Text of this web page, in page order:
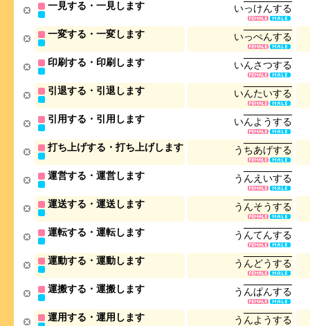
一見する・一見します いっけんする
一変する・一変します いっぺんする
印刷する・印刷します いんさつする
引退する・引退します いんたいする
引用する・引用します いんよ うする
打ち上げする・打ち上げします う ちあげする
運営する・運営します う んえ いする
運送する・運送します う んそうする
運転する・運転します う んてんする
運動する・運動します う んどうする
運搬する・運搬します う んぱんする
運用する・運用します う んよ うする